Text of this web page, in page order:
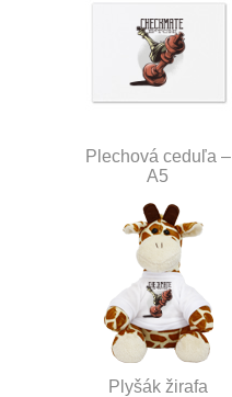
Plechová ceduľa –
A5
Plyšák žirafa